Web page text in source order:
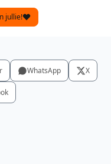
jullie!
WhatsApp X